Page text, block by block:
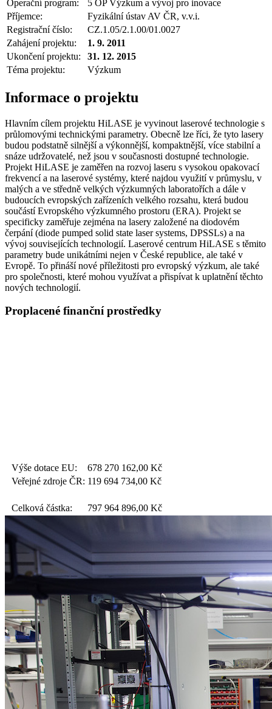
Operační program:
5 OP Výzkum a vývoj pro inovace
Příjemce:
Fyzikální ústav AV ČR, v.v.i.
Registrační číslo:
CZ.1.05/2.1.00/01.0027
Zahájení projektu:
1. 9. 2011
Ukončení projektu:
31. 12. 2015
Téma projektu:
Výzkum
Informace o projektu
Hlavním cílem projektu HiLASE je vyvinout laserové technologie s
průlomovými technickými parametry. Obecně lze říci, že tyto lasery
budou podstatně silnější a výkonnější, kompaktnější, více stabilní a
snáze udržovatelé, než jsou v současnosti dostupné technologie.
Projekt HiLASE je zaměřen na rozvoj laseru s vysokou opakovací
frekvencí a na laserové systémy, které najdou využití v průmyslu, v
malých a ve středně velkých výzkumných laboratořích a dále v
budoucích evropských zařízeních velkého rozsahu, která budou
součástí Evropského výzkumného prostoru (ERA). Projekt se
specificky zaměřuje zejména na lasery založené na diodovém
čerpání (diode pumped solid state laser systems, DPSSLs) a na
vývoj souvisejících technologií. Laserové centrum HiLASE s těmito
parametry bude unikátními nejen v České republice, ale také v
Evropě. To přináší nové příležitosti pro evropský výzkum, ale také
pro společnosti, které mohou využívat a přispívat k uplatnění těchto
nových technologií.
Proplacené finanční prostředky
Výše dotace EU: 678 270 162,00 Kč
Veřejné zdroje ČR: 119 694 734,00 Kč
Celková částka: 797 964 896,00 Kč